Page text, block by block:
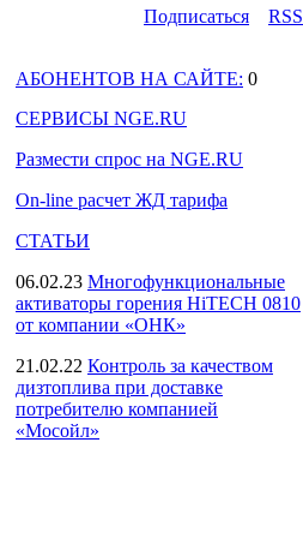
Подпиcаться
RSS
АБОНЕНТОВ НА САЙТЕ: 0
СЕРВИСЫ NGE.RU
Размести спрос на NGE.RU
On-line расчет ЖД тарифа
СТАТЬИ
06.02.23 Многофункциональные
активаторы горения HiTECH 0810
от компании «ОНК»
21.02.22 Контроль за качеством
дизтоплива при доставке
потребителю компанией
«Мосойл»